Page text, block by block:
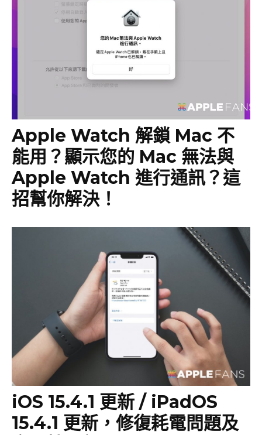
Apple Watch 解鎖 Mac 不
能用？顯示您的 Mac 無法與
Apple Watch 進行通訊？這
招幫你解決！
iOS 15.4.1 更新 / iPadOS
15.4.1 更新，修復耗電問題及